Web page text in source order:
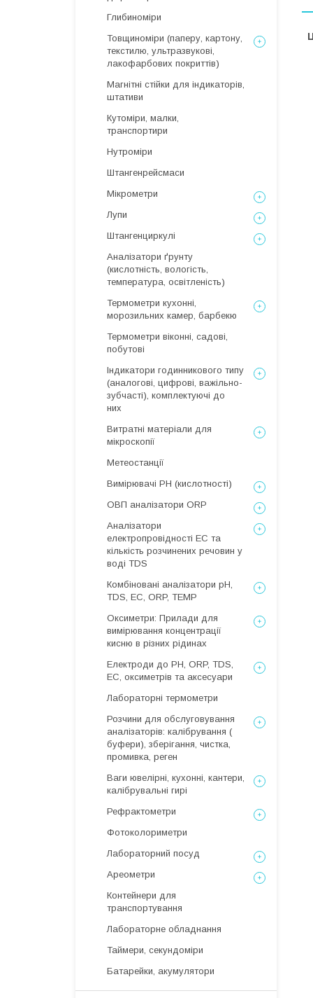
Глибиноміри
Товщиноміри (паперу, картону,
текстилю, ультразвукові,
лакофарбових покриттів)
Магнітні стійки для індикаторів,
штативи
Кутоміри, малки,
транспортири
Нутроміри
Штангенрейсмаси
Мікрометри
Лупи
Штангенциркулі
Аналізатори ґрунту
(кислотність, вологість,
температура, освітленість)
Термометри кухонні,
морозильних камер, барбекю
Термометри віконні, садові,
побутові
Індикатори годинникового типу
(аналогові, цифрові, важільно-
зубчасті), комплектуючі до
них
Витратні матеріали для
мікроскопії
Метеостанції
Вимірювачі РН (кислотності)
ОВП аналізатори ORP
Аналізатори
електропровідності EC та
кількість розчинених речовин у
воді TDS
Комбіновані аналізатори pH,
TDS, EC, ORP, TEMP
Оксиметри: Прилади для
вимірювання концентрації
кисню в різних рідинах
Електроди до PH, ORP, TDS,
EC, оксиметрів та аксесуари
Лабораторні термометри
Розчини для обслуговування
аналізаторів: калібрування (
буфери), зберігання, чистка,
промивка, реген
Ваги ювелірні, кухонні, кантери,
калібрувальні гирі
Рефрактометри
Фотоколориметри
Лабораторний посуд
Ареометри
Контейнери для
транспортування
Лабораторне обладнання
Таймери, секундоміри
Батарейки, акумулятори